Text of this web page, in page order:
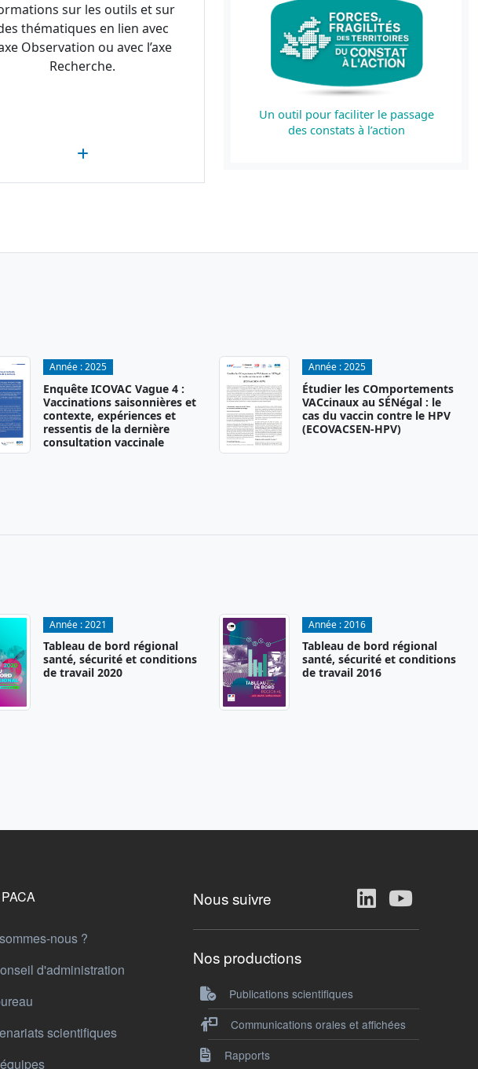
sur les outils et sur
thématiques en lien avec
Observation ou avec l’axe
Recherche.
Un outil pour faciliter le passage
des constats à l’action
Année :2025
Enquête ICOVAC Vague 4 :
Vaccinations saisonnières et
contexte, expériences et
ressentis de la dernière
consultation vaccinale
Année :2025
Étudier les COmportements
VACcinaux au SÉNégal : le
cas du vaccin contre le HPV
(ECOVACSEN-HPV)
Année :2021
Tableau de bord régional
santé, sécurité et conditions
de travail 2020
Année :2016
Tableau de bord régional
santé, sécurité et conditions
de travail 2016
nous ?
d'administration
scientifiques
Nous suivre
Nos productions
Publications scientifiques
Communications orales et affichées
Rapports